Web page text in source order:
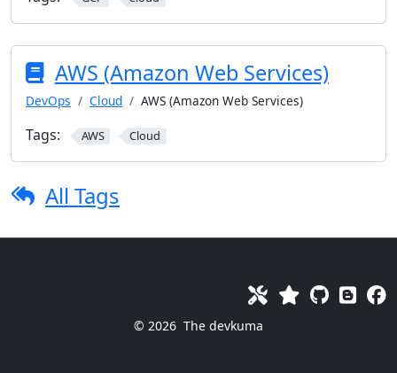
AWS (Amazon Web Services)
DevOps Cloud AWS (Amazon Web Services)
Tags: AWS Cloud
All Tags
© 2026 The devkuma